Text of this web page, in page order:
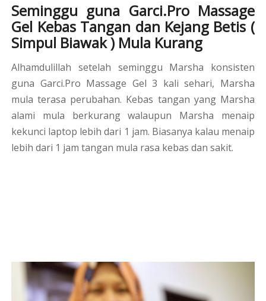
Seminggu guna Garci.Pro Massage
Gel Kebas Tangan dan Kejang Betis (
Simpul Biawak ) Mula Kurang
Alhamdulillah setelah seminggu Marsha konsisten
guna Garci.Pro Massage Gel 3 kali sehari, Marsha
mula terasa perubahan. Kebas tangan yang Marsha
alami mula berkurang walaupun Marsha menaip
kekunci laptop lebih dari 1 jam. Biasanya kalau menaip
lebih dari 1 jam tangan mula rasa kebas dan sakit.